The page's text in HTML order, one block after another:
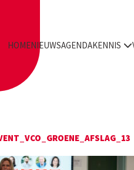
HOMENIEUWSAGENDAKENNIS